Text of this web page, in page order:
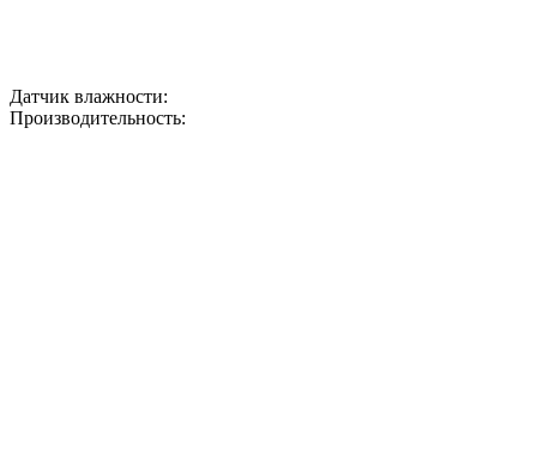
Датчик влажности:
Производительность: